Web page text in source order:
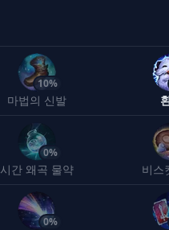
10%
마법의 신발
0%
시간 왜곡 물약 비스
0%